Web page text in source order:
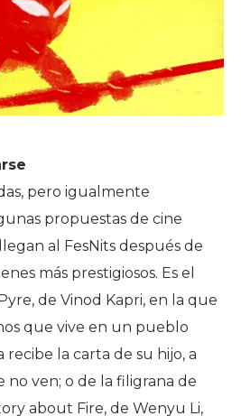
pero igualmente
propuestas de cine
al FesNits después de
más prestigiosos. Es el
de Vinod Kapri, en la que
que vive en un pueblo
la carta de su hijo, a
no ven; o de la filigrana de
about Fire, de Wenyu Li,